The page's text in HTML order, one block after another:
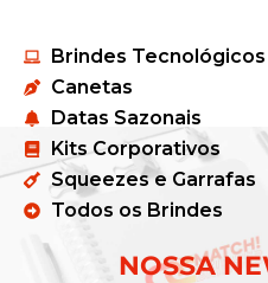
Brindes Tecnológicos
Canetas
Datas Sazonais
Kits Corporativos
Squeezes e Garrafas
Todos os Brindes
NOSSA